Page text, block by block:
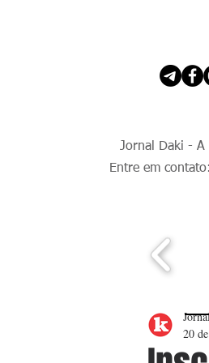
Jornal Daki - A
Entre em
20